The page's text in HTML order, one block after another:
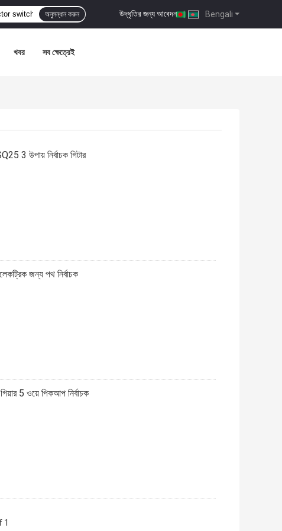
Bengali
উদ্ধৃতির জন্য আবেদন |
অনুসন্ধান করুন
খবর সব ক্ষেত্রেই
3 উপায় নির্বাচক গিটার
জন্য পথ নির্বাচক
5 ওয়ে পিকআপ নির্বাচক
1